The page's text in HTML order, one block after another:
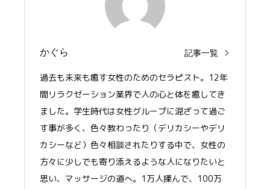
かぐら 記事一覧
過去も未来も癒す女性のためのセラピスト。12年
間リラクゼーション業界で人の心と体を癒してき
ました。学生時代は女性グループに混ざって過ご
す事が多く、色々教わったり（デリカシーやデリ
カシーなど）色々相談されたりする中で、女性の
方々に少しでも寄り添えるような人になりたいと
思い、マッサージの道へ。1万人揉んで、100万